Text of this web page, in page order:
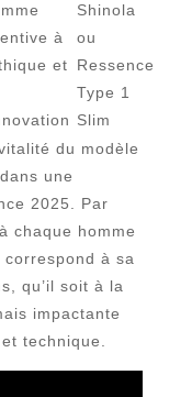
à
et
Shinola
ou
Ressence
Type 1
Slim
du modèle
une
2025. Par
chaque homme
à sa
qu’il soit à la
impactante
technique.